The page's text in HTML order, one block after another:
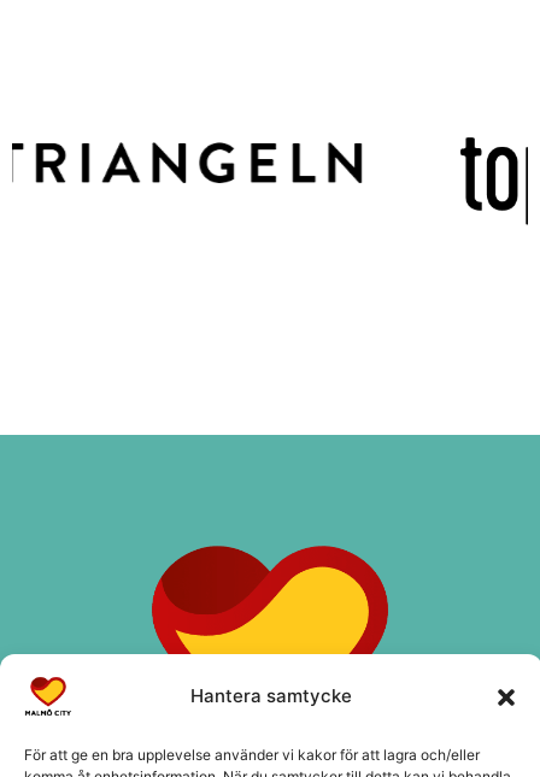
Hantera samtycke
För att ge en bra upplevelse använder vi kakor för att lagra och/eller